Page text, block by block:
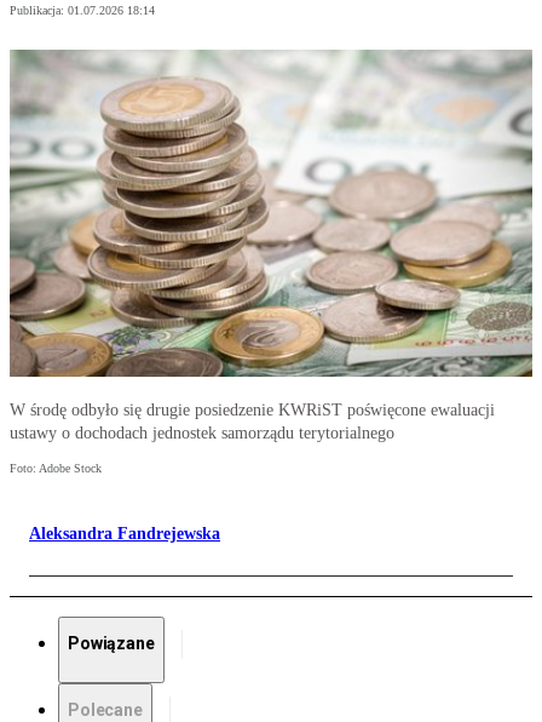
Publikacja: 01.07.2026 18:14
W środę odbyło się drugie posiedzenie KWRiST poświęcone ewaluacji
ustawy o dochodach jednostek samorządu terytorialnego
Foto: Adobe Stock
Aleksandra Fandrejewska
Powiązane
Polecane